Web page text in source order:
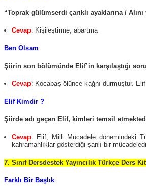
“Toprak gülümserdi çarıklı ayaklarına /
Cevap: Kişileştirme, abartma
Ben Olsam
Şiirin son bölümünde Elif’in karşılaştığı
Cevap: Kocabaş ölünce kağnı durmuştur.
Elif Kimdir ?
Şiirde adı geçen Elif, kimleri temsil
Cevap: Elif, Milli Mücadele dönemindeki
kahramanlıklar gösterdiği şanlı bir
7. Sınıf Dersdestek Yayıncılık Türkçe Ders
Farklı Bir Başlık